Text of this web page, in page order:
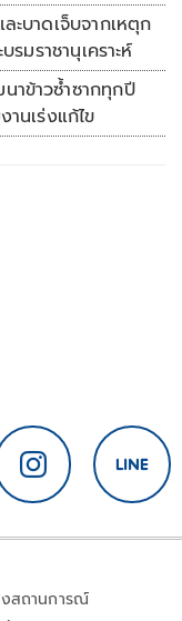
ะบาดเจ็บจากเหตุก
รมราชานุเคราะห์
าข้าวซ้ำซากทุกปี
นเร่งแก้ไข
สถานการณ์